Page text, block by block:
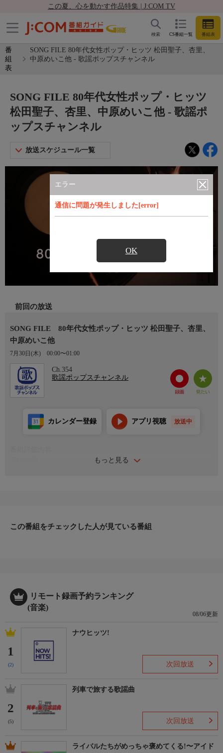
この夏、心を動かす作品特集 | J:COM TV
CS番組一覧 番組表
検索
番
組
表
SONG FILE 80年代女性ポップ・ヒッツ 松田聖子、杏里、
中原めいこ他 - 歌謡ポップスチャンネル
エラー
通信に問題が発生しました[error]
OK
SONG FILE 80年代女性ポップ・ヒッツ
松田聖子、杏里、中原めいこ他 - 歌謡ポ
ップスチャンネル
放送スケジュール一覧
前回の放送
SONG FILE 80年代女性ポップ・ヒッツ 松田聖子、杏里、
中原めいこ他
7月30日(木) 00:00〜01:00
Ch.354
歌謡ポップスチャンネル
もっと見る
カレンダー登録 アプリ視聴 放送中
♪赤道小町ドキッ／山下久美子
この番組をチェックした人が見ている番組
リモート録画予約ランキング
(音楽)
08/06更新
1
(2)
ナウヒッツ!
次回放送
2
(5)
列車で旅する歌謡曲
次回放送
ライバルたちがめっちゃ褒めてくる!〜アイド